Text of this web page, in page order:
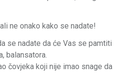
ne onako kako se nadate!
se nadate da će Vas se pamtiti
balansatora.
čovjeka koji nije imao snage da